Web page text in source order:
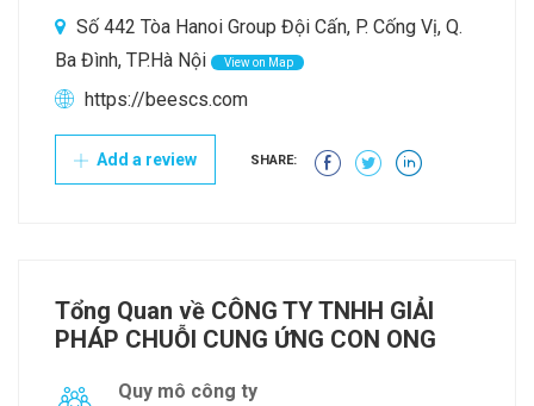
Số 442 Tòa Hanoi Group Đội Cấn, P. Cống Vị, Q.
Ba Đình, TP.Hà Nội
View on Map
https://beescs.com
Add a review SHARE:
Tổng Quan về CÔNG TY TNHH GIẢI
PHÁP CHUỖI CUNG ỨNG CON ONG
Quy mô công ty